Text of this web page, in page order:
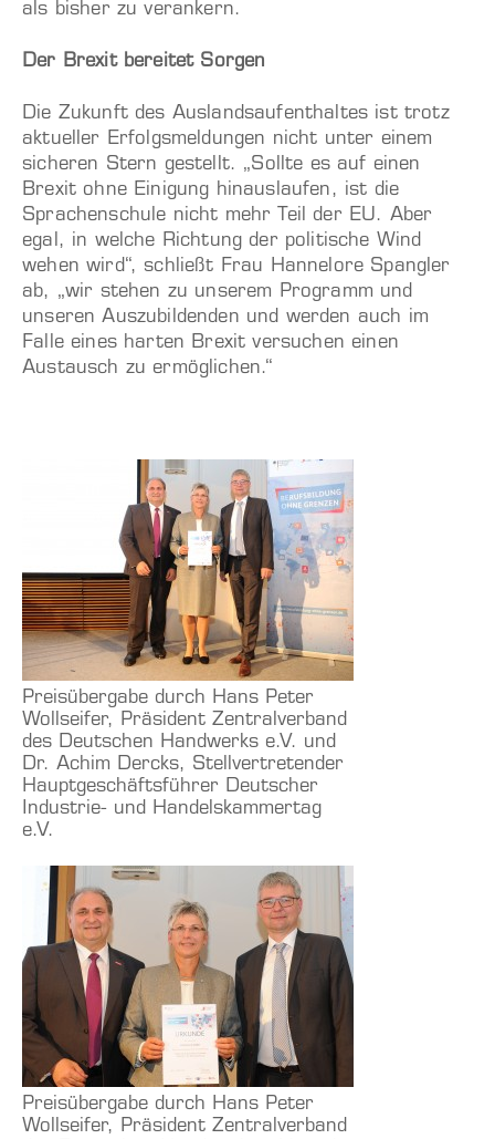
als bisher zu verankern.
Der Brexit bereitet Sorgen
Die Zukunft des Auslandsaufenthaltes ist trotz
aktueller Erfolgsmeldungen nicht unter einem
sicheren Stern gestellt. „Sollte es auf einen
Brexit ohne Einigung hinauslaufen, ist die
Sprachenschule nicht mehr Teil der EU. Aber
egal, in welche Richtung der politische Wind
wehen wird“, schließt Frau Hannelore Spangler
ab, „wir stehen zu unserem Programm und
unseren Auszubildenden und werden auch im
Falle eines harten Brexit versuchen einen
Austausch zu ermöglichen.“
Preisübergabe durch Hans Peter
Wollseifer, Präsident Zentralverband
des Deutschen Handwerks e.V. und
Dr. Achim Dercks, Stellvertretender
Hauptgeschäftsführer Deutscher
Industrie- und Handelskammertag
e.V.
Preisübergabe durch Hans Peter
Wollseifer, Präsident Zentralverband